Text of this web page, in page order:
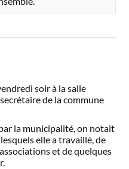
soir à la salle
de la commune
la municipalité, on notait
elle a travaillé, de
et de quelques